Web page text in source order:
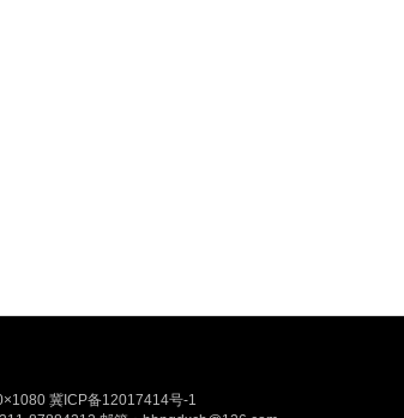
冀ICP备12017414号-1